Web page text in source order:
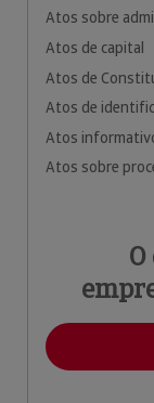
Atos sobre
Atos de capital
Atos de
Atos de
Atos
Atos sobre